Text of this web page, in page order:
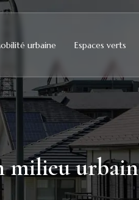
urbaine Espaces verts
milieu urbain